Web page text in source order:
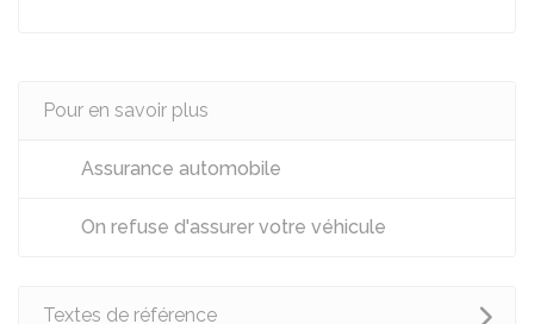
Pour en savoir plus
Assurance automobile
On refuse d'assurer votre véhicule
Textes de référence